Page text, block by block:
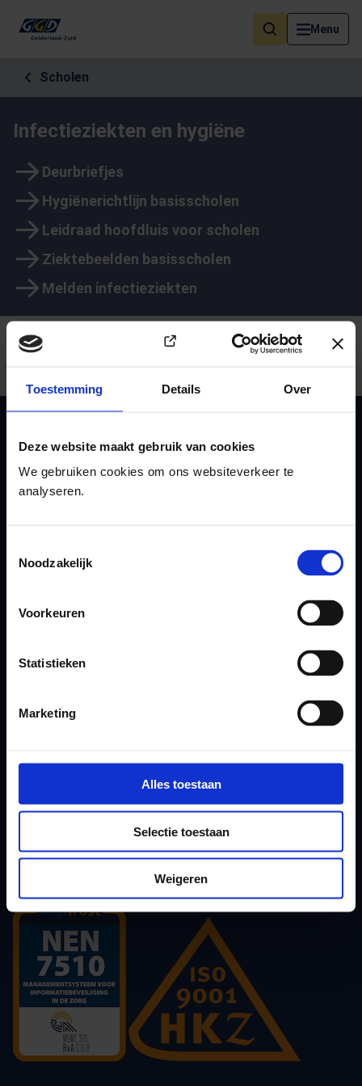
Toestemming Details Over
Deze website maakt gebruik van cookies
We gebruiken cookies om ons websiteverkeer te
analyseren.
Noodzakelijk
Voorkeuren
Statistieken
Marketing
Alles toestaan
Selectie toestaan
Weigeren
Menu
Als de resultaten voor automatisch aanvullen beschikbaar zijn,
Scholen
Infectieziekten en hygiëne
Deurbriefjes
Hygiënerichtlijn basisscholen
Leidraad hoofdluis voor scholen
Ziektebeelden basisscholen
Melden infectieziekten
GGD Gelderland-Zuid
info@ggdgelderlandzuid.nl
088 144 71 44
Facebook
(Opent in een nieuw tabblad)
Instagram
(Opent in een nieuw tabblad)
De Gezonde Podcast
Andere GGD-websites
JouwGGD
(Opent in een nieuw tabblad)
GGD Leefomgeving
(Opent in een nieuw tabblad)
GGD Reisvaccinaties
(Opent in een nieuw tabblad)
GGD Beroepsvaccinaties
(Opent in een nieuw tabblad)
GGD Vaccinaties op maat
(Opent in een nieuw tabblad)